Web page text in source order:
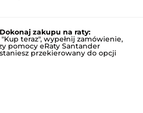
zakupu na raty:
teraz", wypełnij zamówienie,
pomocy eRaty Santander
przekierowany do opcji